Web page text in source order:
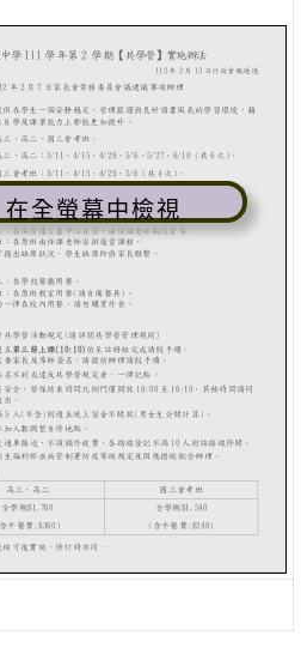
在全螢幕中檢視